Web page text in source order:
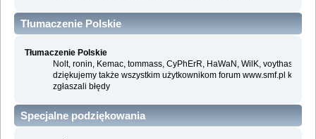
Tłumaczenie Polskie
Tłumaczenie Polskie
Nolt, ronin, Kemac, tommass, CyPhErR, HaWaN, WilK, voythas i
dziękujemy także wszystkim użytkownikom forum www.smf.pl którzy
zgłaszali błędy
Specjalne podziękowania